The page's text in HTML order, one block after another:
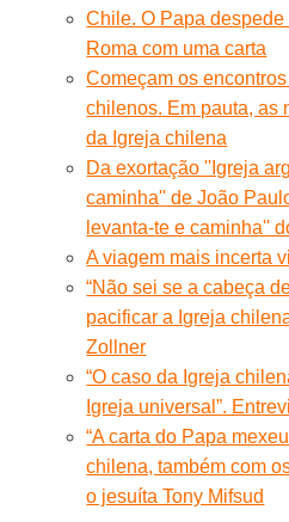
Chile. O Papa
Roma com uma carta
Começam os
chilenos. Em pauta, as
da Igreja chilena
Da exortação ''Igreja
caminha'' de João
levanta-te e caminha''
A viagem mais incerta
“Não sei se a cabeça
pacificar a Igreja
Zollner
“O caso da Igreja
Igreja universal”.
“A carta do Papa
chilena, também com
o jesuíta Tony Mifsud